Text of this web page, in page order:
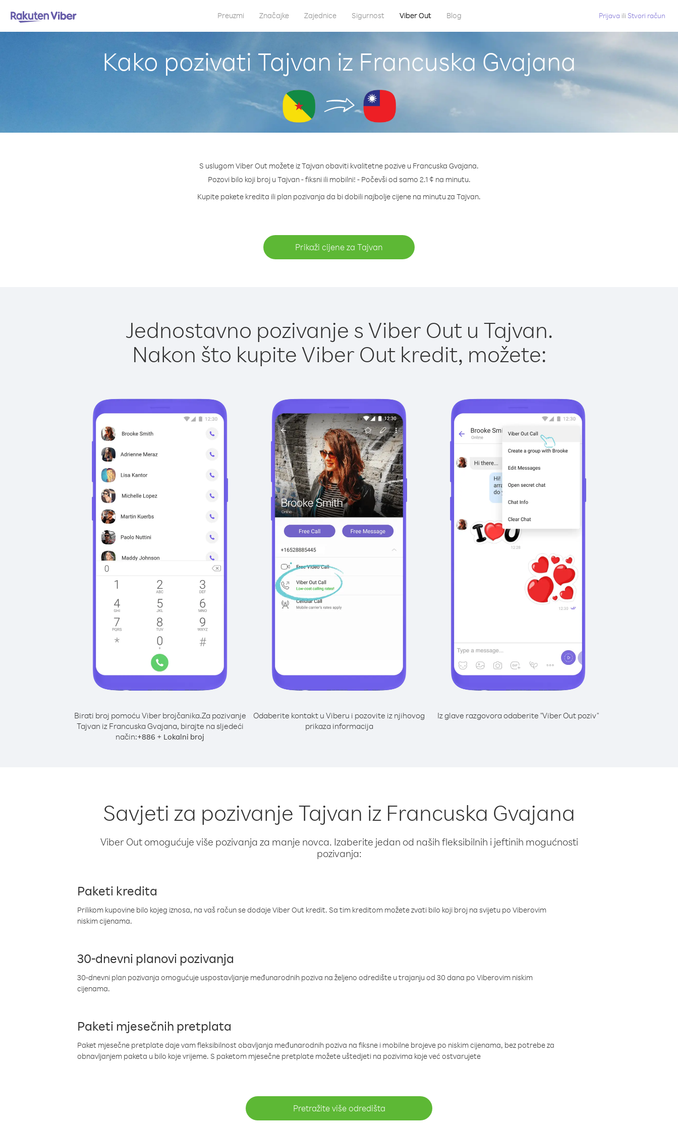
Preuzmi Značajke Zajednice Sigurnost Viber Out Blog Prijava ili Stvori račun
Kako pozivati Tajvan iz Francuska Gvajana
S uslugom Viber Out možete iz Tajvan obaviti kvalitetne pozive u Francuska Gvajana.
Pozovi bilo koji broj u Tajvan - fiksni ili mobilni! - Počevši od samo 2.1 ¢ na minutu.
Kupite pakete kredita ili plan pozivanja da bi dobili najbolje cijene na minutu za Tajvan.
Prikaži cijene za Tajvan
Jednostavno pozivanje s Viber Out u Tajvan.
Nakon što kupite Viber Out kredit, možete:
Birati broj pomoću Viber brojčanika.Za pozivanje
Tajvan iz Francuska Gvajana, birajte na sljedeći
način:+886 + Lokalni broj
Odaberite kontakt u Viberu i pozovite iz njihovog
prikaza informacija
Iz glave razgovora odaberite "Viber Out poziv"
Savjeti za pozivanje Tajvan iz Francuska Gvajana
Viber Out omogućuje više pozivanja za manje novca. Izaberite jedan od naših fleksibilnih i jeftinih mogućnosti
pozivanja:
Paketi kredita
Prilikom kupovine bilo kojeg iznosa, na vaš račun se dodaje Viber Out kredit. Sa tim kreditom možete zvati bilo koji broj na svijetu po Viberovim
niskim cijenama.
30-dnevni planovi pozivanja
30-dnevni plan pozivanja omogućuje uspostavljanje međunarodnih poziva na željeno odredište u trajanju od 30 dana po Viberovim niskim
cijenama.
Paketi mjesečnih pretplata
Paket mjesečne pretplate daje vam fleksibilnost obavljanja međunarodnih poziva na fiksne i mobilne brojeve po niskim cijenama, bez potrebe za
obnavljanjem paketa u bilo koje vrijeme. S paketom mjesečne pretplate možete uštedjeti na pozivima koje već ostvarujete
Pretražite više odredišta